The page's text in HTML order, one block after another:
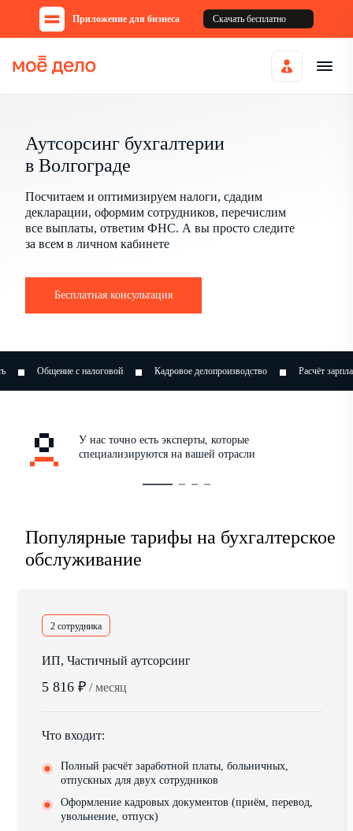
Приложение для бизнеса Скачать бесплатно
Аутсорсинг бухгалтерии
в Волгограде
Посчитаем и оптимизируем налоги, сдадим
декларации, оформим сотрудников, перечислим
все выплаты, ответим ФНС. А вы просто следите
за всем в личном кабинете
Бесплатная консультация
Кадровое делопроизводство Расчёт зарплат
У нас точно есть эксперты, которые
специализируются на вашей отрасли
Популярные тарифы на бухгалтерское
обслуживание
2 сотрудника
ИП, Частичный аутсорсинг
5 816 ₽ / месяц
Что входит:
Полный расчёт заработной платы, больничных,
отпускных для двух сотрудников
Оформление кадровых документов (приём, перевод,
увольнение, отпуск)